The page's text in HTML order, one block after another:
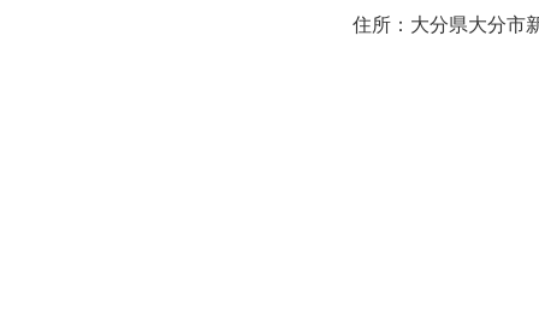
住所：大分県大分市